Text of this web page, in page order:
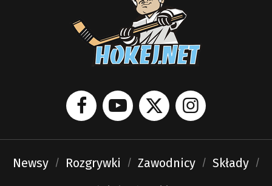
Newsy Rozgrywki Zawodnicy
Składy